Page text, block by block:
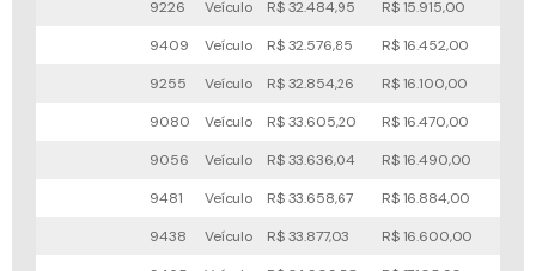
9226
Veículo R$ 32.484,95 R$ 15.915,00
9409
Veículo R$ 32.576,85 R$ 16.452,00
9255
Veículo R$ 32.854,26 R$ 16.100,00
9080
Veículo R$ 33.605,20 R$ 16.470,00
9056
Veículo R$ 33.636,04 R$ 16.490,00
9481
Veículo R$ 33.658,67 R$ 16.884,00
9438
Veículo R$ 33.877,03 R$ 16.600,00